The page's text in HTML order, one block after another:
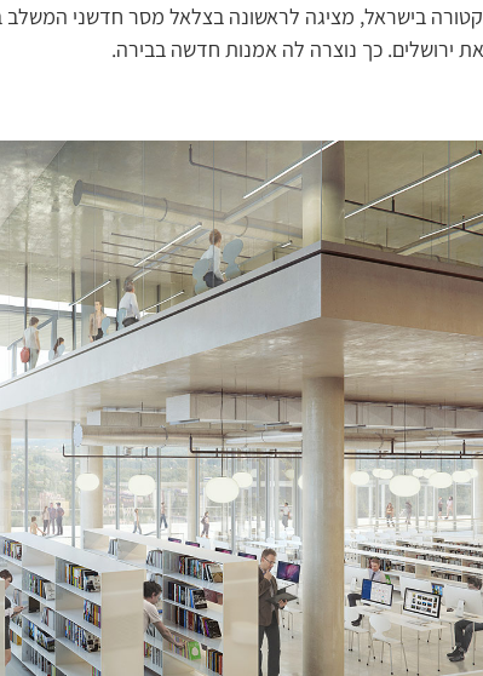
בישראל, מציגה לראשונה בצלאל מסר חדשני
ירושלים. כך נוצרה לה אמנות חדשה בבירה.